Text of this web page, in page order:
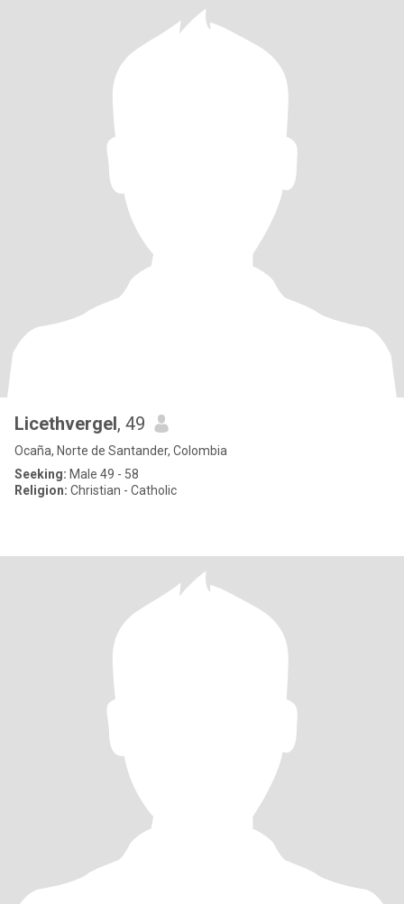
Licethvergel, 49
Ocaña, Norte de Santander, Colombia
Seeking: Male 49 - 58
Religion: Christian - Catholic